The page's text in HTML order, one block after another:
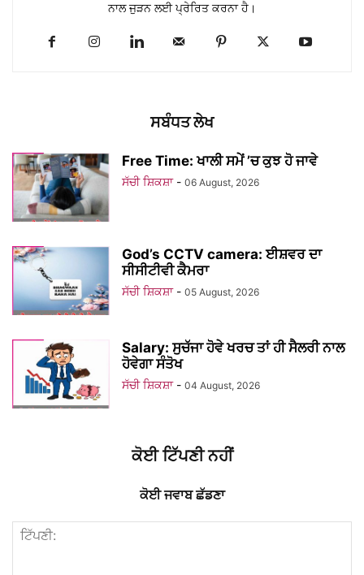
ਨਾਲ ਜੁੜਨ ਲਈ ਪ੍ਰੇਰਿਤ ਕਰਨਾ ਹੈ।
ਸਬੰਧਤ ਲੇਖ
Free Time: ਖਾਲੀ ਸਮੇਂ ’ਚ ਕੁਝ ਹੋ ਜਾਵੇ
ਸੱਚੀ ਸ਼ਿਕਸ਼ਾ - 06 August, 2026
God’s CCTV camera: ਈਸ਼ਵਰ ਦਾ
ਸੀਸੀਟੀਵੀ ਕੈਮਰਾ
ਸੱਚੀ ਸ਼ਿਕਸ਼ਾ - 05 August, 2026
Salary: ਸੁਚੱਜਾ ਹੋਵੇ ਖਰਚ ਤਾਂ ਹੀ ਸੈਲਰੀ ਨਾਲ
ਹੋਵੇਗਾ ਸੰਤੋਖ
ਸੱਚੀ ਸ਼ਿਕਸ਼ਾ - 04 August, 2026
ਕੋਈ ਟਿੱਪਣੀ ਨਹੀਂ
ਕੋਈ ਜਵਾਬ ਛੱਡਣਾ